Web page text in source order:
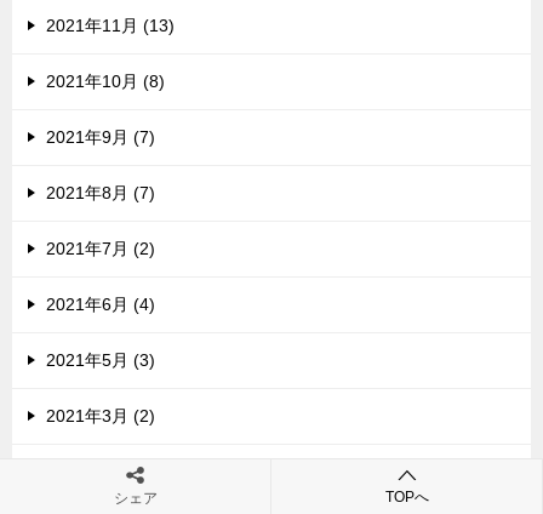
2021年11月 (13)
2021年10月 (8)
2021年9月 (7)
2021年8月 (7)
2021年7月 (2)
2021年6月 (4)
2021年5月 (3)
2021年3月 (2)
2021年2月 (5)
シェア TOPへ